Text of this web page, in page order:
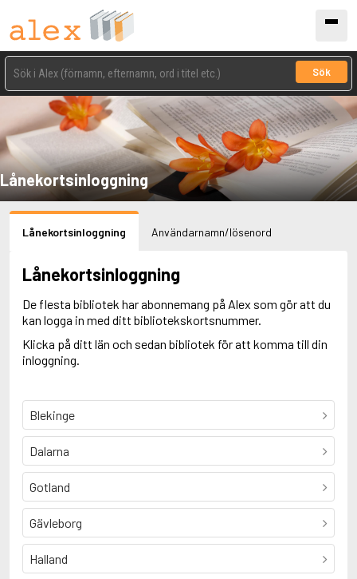
Sök
Lånekortsinloggning
Lånekortsinloggning Användarnamn/lösenord
Lånekortsinloggning
De flesta bibliotek har abonnemang på Alex som gör att du
kan logga in med ditt bibliotekskortsnummer.
Klicka på ditt län och sedan bibliotek för att komma till din
inloggning.
Blekinge
Dalarna
Gotland
Gävleborg
Halland